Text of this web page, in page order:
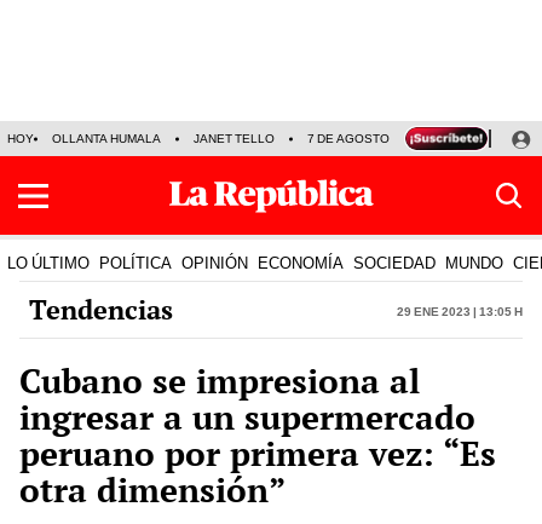
HOY OLLANTA HUMALA JANET TELLO 7 DE AGOSTO TINKA RESULTADOS
LO ÚLTIMO POLÍTICA OPINIÓN ECONOMÍA SOCIEDAD MUNDO
Tendencias 29 Ene 2023 | 13:05 h
Cubano se impresiona al
ingresar a un supermercado
peruano por primera vez: “Es
otra dimensión”